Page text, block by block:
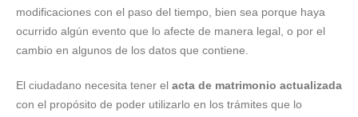
modificaciones con el paso del tiempo, bien sea porque haya
ocurrido algún evento que lo afecte de manera legal, o por el
cambio en algunos de los datos que contiene.
El ciudadano necesita tener el acta de matrimonio actualizada
con el propósito de poder utilizarlo en los trámites que lo